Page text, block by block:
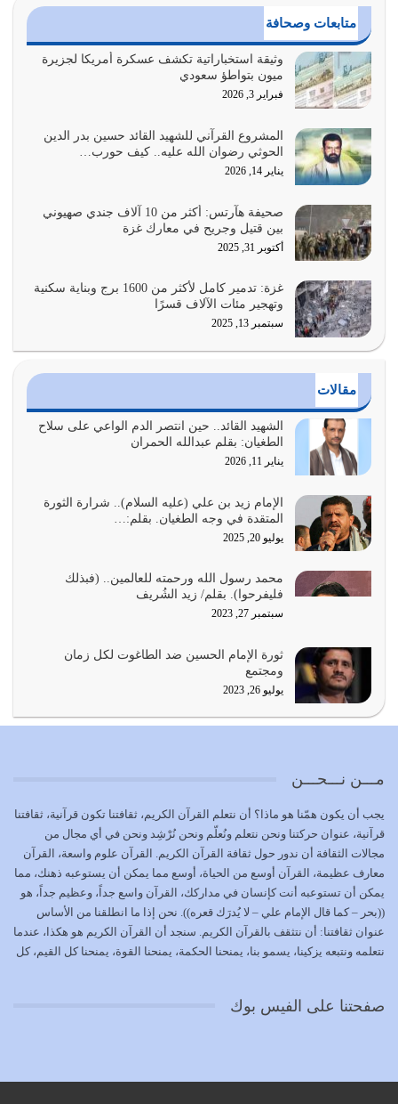
وعد الله تعالى من يُقتل في سبيله بالحياة الأبدية والرزق
والاستبشار والنجاة والخلود في…
يوليو 29, 2026
القرآن الكريم هو أهم مصدر لمعرفة رسول الله معرفة سيرته
معرفة شخصيته معرفة عظمته
يوليو 28, 2026
هل نحن من الصالحين؟ قيِّم نفسك هنا اترك القرآن على أصله
وأعرض نفسك، وأعرض ما لديك على…
يوليو 27, 2026
عندما يكون عدوك هو عدو الله معناه أن تكون نقاط الضعف
فيه كثيرة وسينصرك الله عليه إذا…
يوليو 26, 2026
أراد الله لهذه الأمة ان تكون خير امة أخرجت للناس بالنهوض
الدين الذي شرعه الله لا يجوز أن يخضع لآرائنا وأهوائنا
واجتهاداتنا لأننا سنختلف ونتفرق
يوليو 24, 2026
أمة عاجزة عن النهوض…
يوليو 23, 2026
بحبل الله جميعاً وليس كل…
يشاء ويذل من يشاء
يوليو 21, 2026
{إِنَّ الدِّينَ عِنْدَ اللَّهِ الْإسْلامُ} الدين الذي شرعه الله للناس في
تتحقق الحقوق للجميع
يوليو 18, 2026
بعض صفات المتقين {الصَّابِرِينَ وَالصَّادِقِينَ وَالْقَانِتِينَ
وَالْمُنْفِقِينَ…
يوليو 17, 2026
الاعتصام بحبل الله أمر إلهي للمؤمنين وهو بمثابة سبب بينهم
يوليو 16, 2026
متابعات وصحافة
وثيقة استخباراتية تكشف عسكرة أمريكا لجزيرة
ميون بتواطؤ سعودي
فبراير 3, 2026
المشروع القرآني للشهيد القائد حسين بدر الدين
الحوثي رضوان الله عليه.. كيف حورب…
يناير 14, 2026
صحيفة هآرتس: أكثر من 10 آلاف جندي صهيوني
بين قتيل وجريح في معارك غزة
أكتوبر 31, 2025
غزة: تدمير كامل لأكثر من 1600 برج وبناية سكنية
وتهجير مئات الآلاف قسرًا
سبتمبر 13, 2025
مقالات
الشهيد القائد.. حين انتصر الدم الواعي على سلاح
الطغيان: بقلم عبدالله الحمران
يناير 11, 2026
الإمام زيد بن علي (عليه السلام).. شرارة الثورة
المتقدة في وجه الطغيان. بقلم:…
يوليو 20, 2025
محمد رسول الله ورحمته للعالمين.. (فبذلك
فليفرحوا). بقلم/ زيد الشُريف
سبتمبر 27, 2023
ثورة الإمام الحسين ضد الطاغوت لكل زمان
ومجتمع
يوليو 26, 2023
مـــن نـــحـــن
يجب أن يكون همّنا هو ماذا؟ أن نتعلم القرآن الكريم، ثقافتنا تكون قرآنية، ثقافتنا
قرآنية، عنوان حركتنا ونحن نتعلم ونُعلّم ونحن نُرْشِد ونحن في أي مجال من
مجالات الثقافة أن ندور حول ثقافة القرآن الكريم. القرآن علوم واسعة، القرآن
معارف عظيمة، القرآن أوسع من الحياة، أوسع مما يمكن أن يستوعبه ذهنك، مما
يمكن أن تستوعبه أنت كإنسان في مداركك، القرآن واسع جداً، وعظيم جداً، هو
((بحر – كما قال الإمام علي – لا يُدرَك قعره)). نحن إذا ما انطلقنا من الأساس
عنوان ثقافتنا: أن نتثقف بالقرآن الكريم. سنجد أن القرآن الكريم هو هكذا، عندما
نتعلمه ونتبعه يزكينا، يسمو بنا، يمنحنا الحكمة، يمنحنا القوة، يمنحنا كل القيم، كل
بمستوى أن نثقف الآخرين بالقرآن الكريم، وأن نتثقف بثقافة القرآن الكريم
صفحتنا على الفيس بوك